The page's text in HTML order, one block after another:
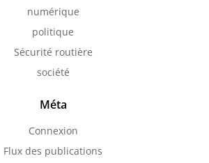
numérique
politique
Sécurité routière
société
Méta
Connexion
Flux des publications